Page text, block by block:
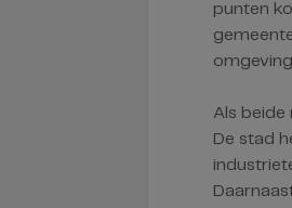
punten
Als beide
De stad